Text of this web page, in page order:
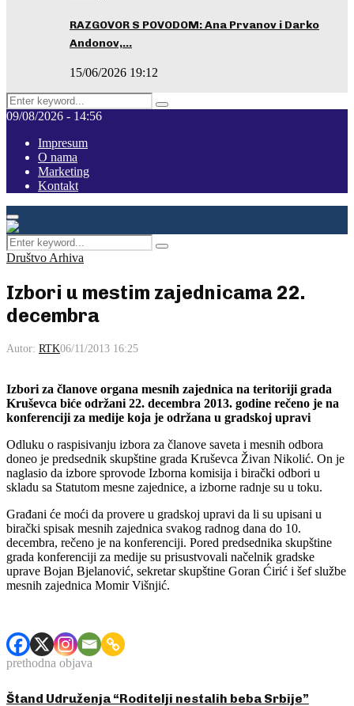
RAZGOVOR S POVODOM: Ana Prvanov i Darko
Andonov,…
15/06/2026 19:12
Search
for:
Pretraga
09/08/2026 - 14:56
Impresum
O nama
Marketing
Kontakt
Facebook
Instagram
Youtube
Primary
Menu
Search
for:
Pretraga
Društvo Arhiva
Izbori u mestim zajednicama 22.
decembra
Autor: RTK06/11/2013 16:25
Izbori za članove organa mesnih zajednica na teritoriji grada
Kruševca biće održani 22. decembra 2013. godine rečeno je na
konferenciji za medije koja je održana u gradskoj upravi
Odluku o raspisivanju izbora za članove saveta i mesnih odbora
doneo je predsednik skupštine grada Kruševca Živan Nikolić. On je
naglasio da izbore sprovode Izborna komisija i birački odbori u
skladu sa Statutom mesne zajednice, a izborne radnje su u toku.
Građani će moći da provere u gradskoj upravi da li su upisani u
birački spisak mesnih zajednica svakog radnog dana do 10.
decembra, rečeno je na konferenciji. Pored predsednika skupštine
grada konferenciji za medije su prisustvovali načelnik gradske
uprave Bojan Bjelanović, sekretar skupštine Goran Ćirić i šef službe
mesnih zajednica Momir Višnjić.
prethodna objava
Štand Udruženja “Roditelji nestalih beba Srbije”